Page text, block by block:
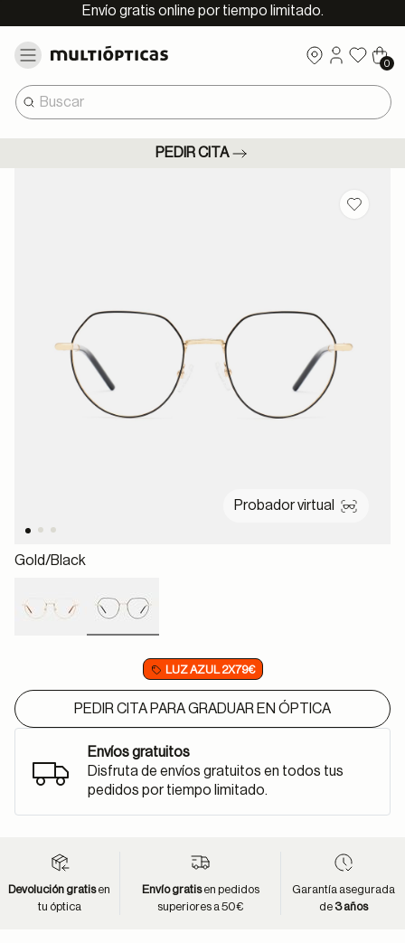
Envío gratis online por tiempo limitado.
0
PEDIR CITA
Probador virtual
Gold/black
LUZ AZUL 2X79€
PEDIR CITA PARA GRADUAR EN ÓPTICA
Envíos gratuitos
Disfruta de envíos gratuitos en todos tus
pedidos por tiempo limitado.
Devolución gratisen
tu óptica
Envío gratisen pedidos
superiores a 50€
Garantía asegurada
de 3 años